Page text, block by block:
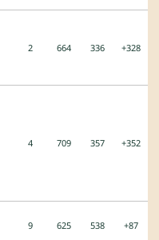
2 664 336 +328
4 709 357 +352
9 625 538 +87